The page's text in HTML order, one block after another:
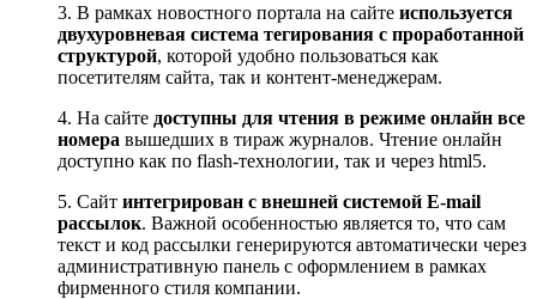
3. В рамках новостного портала на сайте используется
двухуровневая система тегирования с проработанной
структурой, которой удобно пользоваться как
посетителям сайта, так и контент-менеджерам.
4. На сайте доступны для чтения в режиме онлайн все
номера вышедших в тираж журналов. Чтение онлайн
доступно как по flash-технологии, так и через html5.
5. Сайт интегрирован с внешней системой E-mail
рассылок. Важной особенностью является то, что сам
текст и код рассылки генерируются автоматически через
административную панель с оформлением в рамках
фирменного стиля компании.